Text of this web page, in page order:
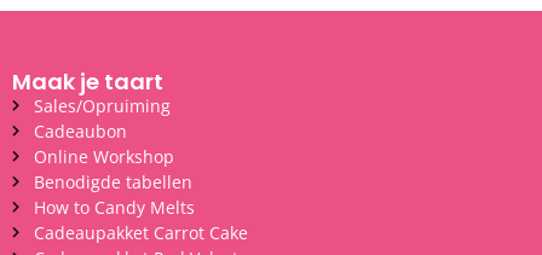
Maak je taart
Sales/Opruiming
Cadeaubon
Online Workshop
Benodigde tabellen
How to Candy Melts
Cadeaupakket Carrot Cake